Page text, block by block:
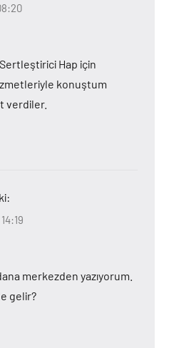
Hap için
konuştum
verdiler.
merkezden yazıyorum.
gelir?